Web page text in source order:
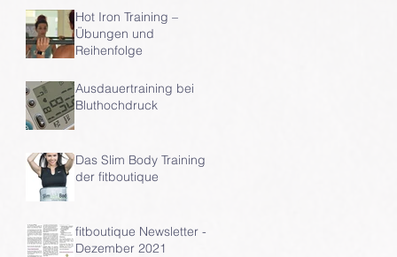
Hot Iron Training –
Übungen und
Reihenfolge
Ausdauertraining bei
Bluthochdruck
Das Slim Body Training
der fitboutique
fitboutique Newsletter -
Dezember 2021